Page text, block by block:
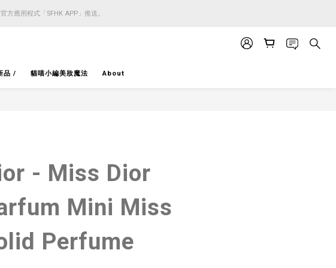
方應用程式「SFHK APP」推送。
方應用程式「SFHK APP」推送。
品 / 貓喵小編美妝魔法 About
- Miss Dior
Mini Miss
Perfume